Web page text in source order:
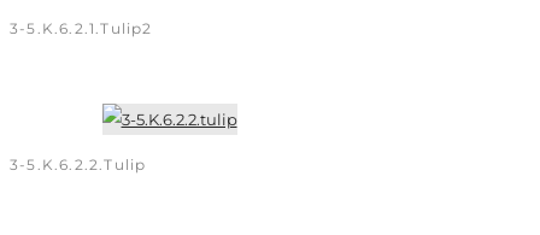
3-5.K.6.2.1.tulip2
3-5.K.6.2.2.tulip